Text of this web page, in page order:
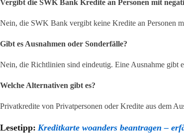
Vergibt die SWK Bank Kredite an Personen mit
Nein, die SWK Bank vergibt keine Kredite an Personen
Gibt es Ausnahmen oder Sonderfälle?
Nein, die Richtlinien sind eindeutig. Eine Ausnahme gibt
Welche Alternativen gibt es?
Privatkredite von Privatpersonen oder Kredite aus dem
Lesetipp: Kreditkarte woanders beantragen –